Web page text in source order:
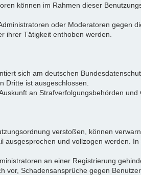
können im Rahmen dieser
oder Moderatoren gegen
ihrer Tätigkeit enthoben werden.
sich am deutschen
Dritte ist ausgeschlossen.
an Strafverfolgungsbehörden
verstoßen, können
ausgesprochen und vollzogen werden.
an einer Registrierung
vor, Schadensansprüche gegen